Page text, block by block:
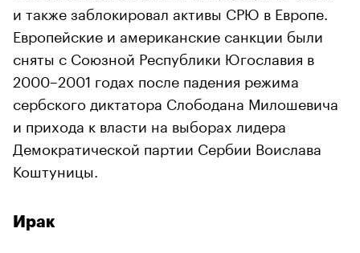
и также заблокировал активы СРЮ в Европе.
Европейские и американские санкции были
сняты с Союзной Республики Югославия в
2000–2001 годах после падения режима
сербского диктатора Слободана Милошевича
и прихода к власти на выборах лидера
Демократической партии Сербии Воислава
Коштуницы.
Ирак